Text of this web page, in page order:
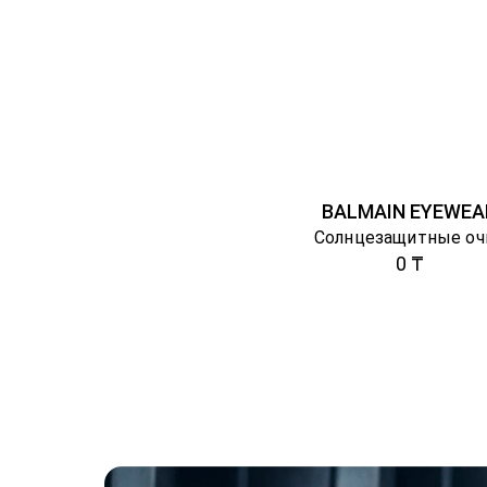
BALMAIN
Солнцезащитные
0 ₸